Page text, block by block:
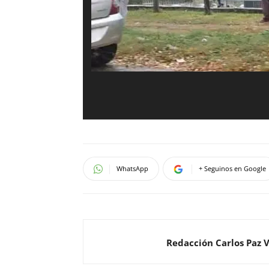
WhatsApp + Seguinos en Google
Redacción Carlos Paz